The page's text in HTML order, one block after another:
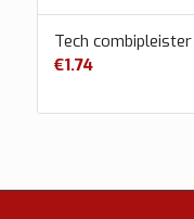
Tech
€1.74